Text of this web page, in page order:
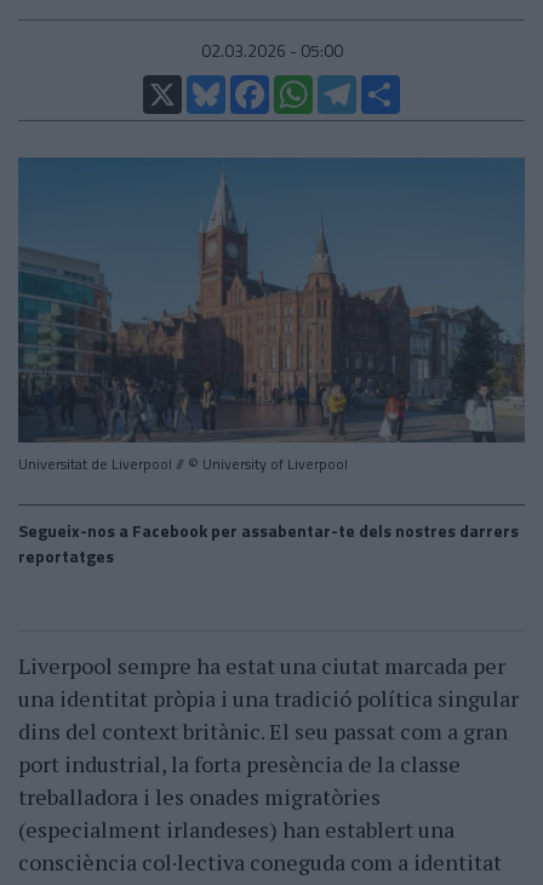
02.03.2026 - 05:00
X
BlueskyFacebookWhatsAppTelegram
Universitat de Liverpool // © University of Liverpool
Segueix-nos a Facebook per assabentar-te dels nostres darrers
reportatges
Liverpool sempre ha estat una ciutat marcada per
una identitat pròpia i una tradició política singular
dins del context britànic. El seu passat com a gran
port industrial, la forta presència de la classe
treballadora i les onades migratòries
(especialment irlandeses) han establert una
consciència col·lectiva coneguda com a identitat